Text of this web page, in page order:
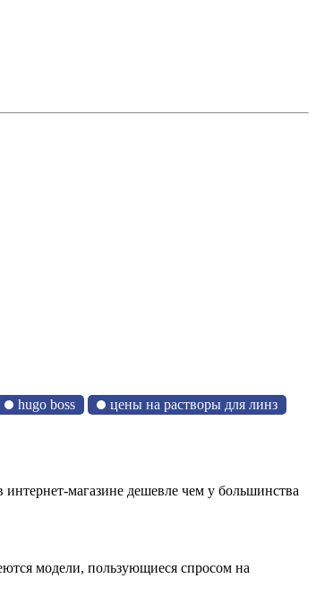
hugo boss
цены на растворы для линз
магазине дешевле чем у большинства
модели, пользующиеся спросом на